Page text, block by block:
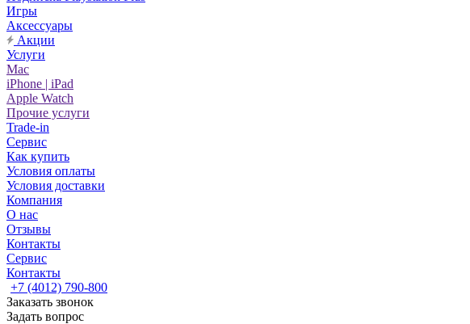
Игры
Аксессуары
Акции
Услуги
Mac
iPhone | iPad
Apple Watch
Прочие услуги
Trade-in
Сервис
Как купить
Условия оплаты
Условия доставки
Компания
О нас
Отзывы
Контакты
Сервис
Контакты
+7 (4012) 790-800
Заказать звонок
Задать вопрос